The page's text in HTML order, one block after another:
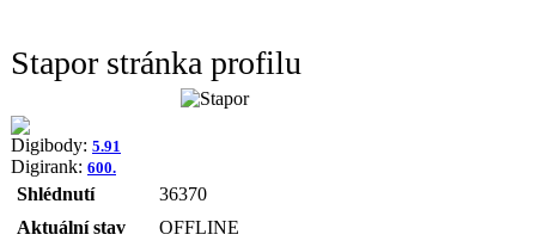
Stapor stránka profilu
Digibody: 5.91
Digirank: 600.
Shlédnutí
36370
Aktuální stav
OFFLINE